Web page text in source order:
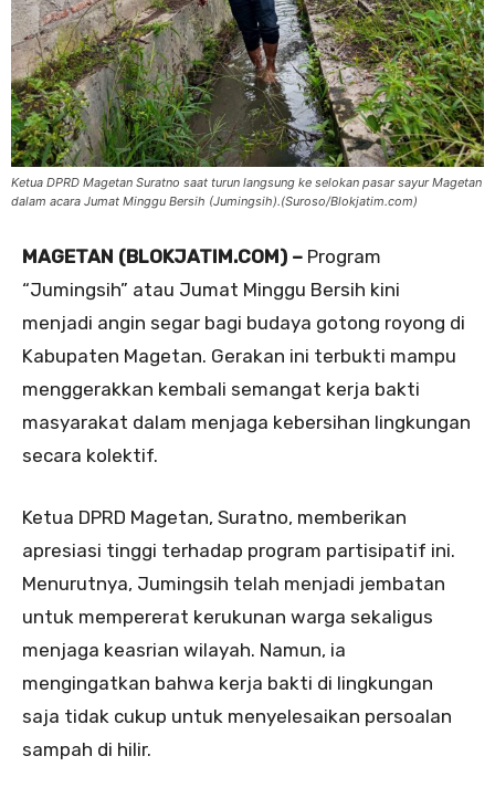
Ketua DPRD Magetan Suratno saat turun langsung ke selokan pasar sayur Magetan
dalam acara Jumat Minggu Bersih (Jumingsih).(Suroso/Blokjatim.com)
MAGETAN (BLOKJATIM.COM) – Program
“Jumingsih” atau Jumat Minggu Bersih kini
menjadi angin segar bagi budaya gotong royong di
Kabupaten Magetan. Gerakan ini terbukti mampu
menggerakkan kembali semangat kerja bakti
masyarakat dalam menjaga kebersihan lingkungan
secara kolektif.
Ketua DPRD Magetan, Suratno, memberikan
apresiasi tinggi terhadap program partisipatif ini.
Menurutnya, Jumingsih telah menjadi jembatan
untuk mempererat kerukunan warga sekaligus
menjaga keasrian wilayah. Namun, ia
mengingatkan bahwa kerja bakti di lingkungan
saja tidak cukup untuk menyelesaikan persoalan
sampah di hilir.